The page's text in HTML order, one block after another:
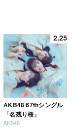
2.25
AKB48 67thシングル
「名残り桜」
AKB48